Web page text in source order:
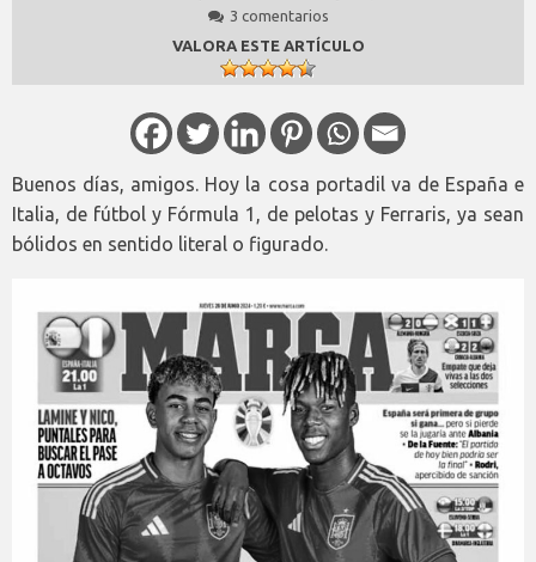
3 comentarios
VALORA ESTE ARTÍCULO
Buenos días, amigos. Hoy la cosa portadil va de España e
Italia, de fútbol y Fórmula 1, de pelotas y Ferraris, ya sean
bólidos en sentido literal o figurado.